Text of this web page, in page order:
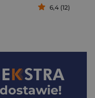
6,4 (12)